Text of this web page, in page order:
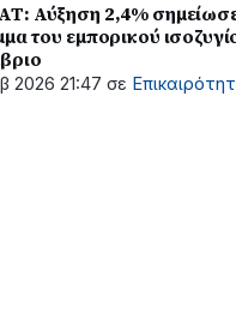
Αύξηση 2,4%
του εμπορικού
2026 21:47 σε